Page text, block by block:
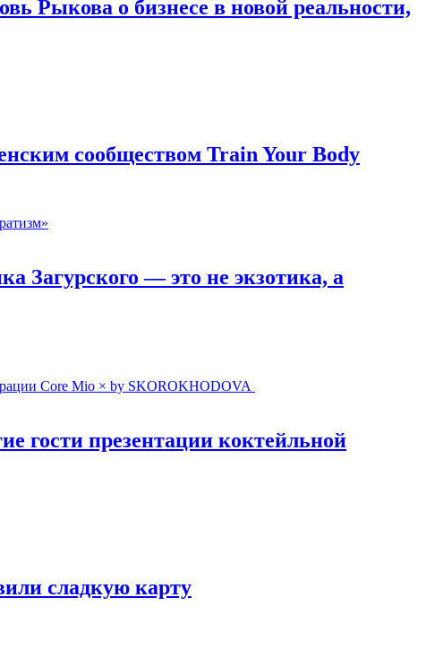
Рыкова о бизнесе в новой реальности,
сообществом Train Your Body
Загурского — это не экзотика, а
гости презентации коктейльной
сладкую карту